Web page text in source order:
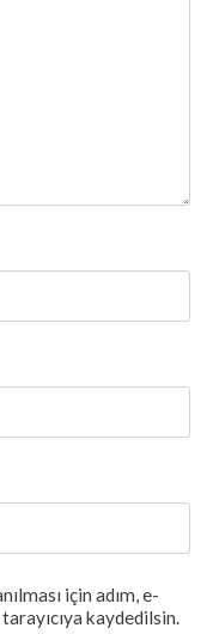
için adım, e-
kaydedilsin.